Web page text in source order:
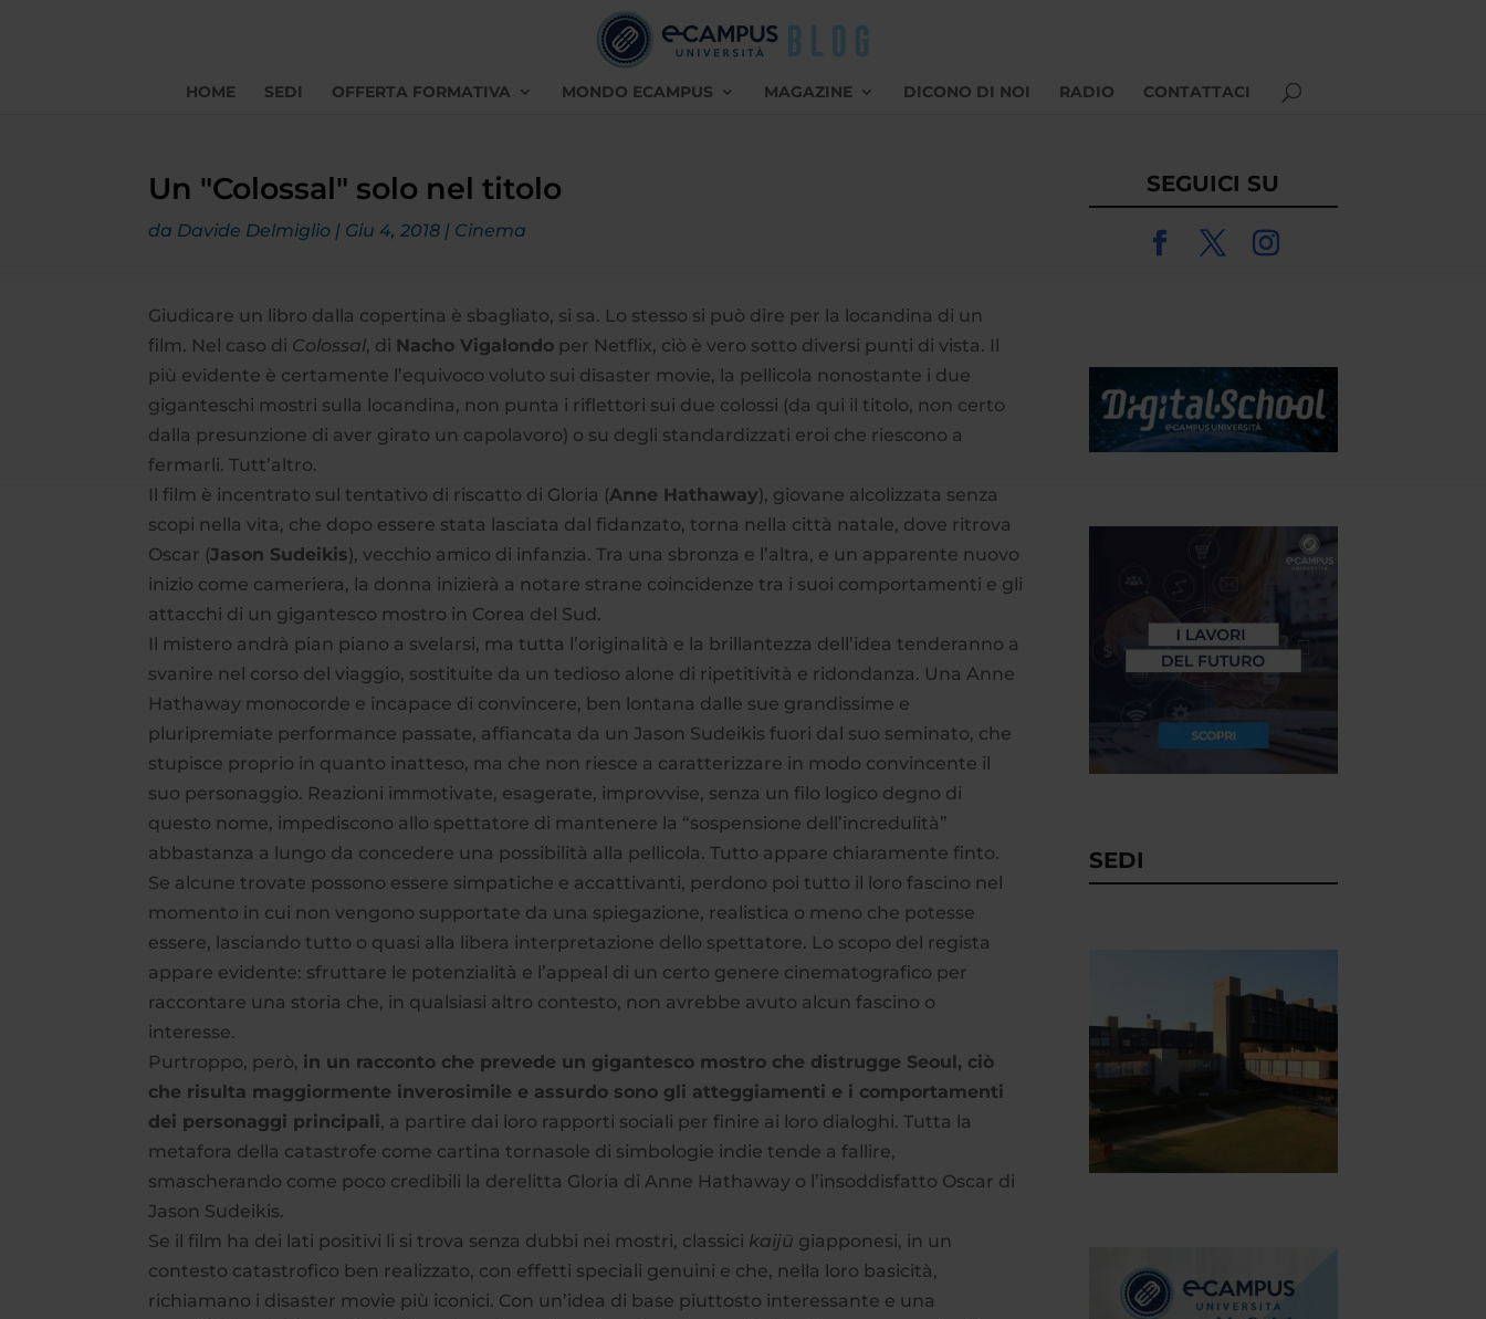
HOME SEDI OFFERTA FORMATIVA MONDO ECAMPUS MAGAZINE DICONO DI NOI RADIO CONTATTACI
Un "Colossal" solo nel titolo
da Davide Delmiglio | Giu 4, 2018 | Cinema
Giudicare un libro dalla copertina è sbagliato, si sa. Lo stesso si può dire per la locandina di un
film. Nel caso di Colossal, di Nacho Vigalondo per Netflix, ciò è vero sotto diversi punti di vista. Il
più evidente è certamente l’equivoco voluto sui disaster movie, la pellicola nonostante i due
giganteschi mostri sulla locandina, non punta i riflettori sui due colossi (da qui il titolo, non certo
dalla presunzione di aver girato un capolavoro) o su degli standardizzati eroi che riescono a
fermarli. Tutt’altro.
Il film è incentrato sul tentativo di riscatto di Gloria (Anne Hathaway), giovane alcolizzata senza
scopi nella vita, che dopo essere stata lasciata dal fidanzato, torna nella città natale, dove ritrova
Oscar (Jason Sudeikis), vecchio amico di infanzia. Tra una sbronza e l’altra, e un apparente nuovo
inizio come cameriera, la donna inizierà a notare strane coincidenze tra i suoi comportamenti e gli
attacchi di un gigantesco mostro in Corea del Sud.
Il mistero andrà pian piano a svelarsi, ma tutta l’originalità e la brillantezza dell’idea tenderanno a
svanire nel corso del viaggio, sostituite da un tedioso alone di ripetitività e ridondanza. Una Anne
Hathaway monocorde e incapace di convincere, ben lontana dalle sue grandissime e
pluripremiate performance passate, affiancata da un Jason Sudeikis fuori dal suo seminato, che
stupisce proprio in quanto inatteso, ma che non riesce a caratterizzare in modo convincente il
suo personaggio. Reazioni immotivate, esagerate, improvvise, senza un filo logico degno di
questo nome, impediscono allo spettatore di mantenere la “sospensione dell’incredulità”
abbastanza a lungo da concedere una possibilità alla pellicola. Tutto appare chiaramente finto.
Se alcune trovate possono essere simpatiche e accattivanti, perdono poi tutto il loro fascino nel
momento in cui non vengono supportate da una spiegazione, realistica o meno che potesse
essere, lasciando tutto o quasi alla libera interpretazione dello spettatore. Lo scopo del regista
appare evidente: sfruttare le potenzialità e l’appeal di un certo genere cinematografico per
raccontare una storia che, in qualsiasi altro contesto, non avrebbe avuto alcun fascino o
interesse.
Purtroppo, però, in un racconto che prevede un gigantesco mostro che distrugge Seoul, ciò
che risulta maggiormente inverosimile e assurdo sono gli atteggiamenti e i comportamenti
dei personaggi principali, a partire dai loro rapporti sociali per finire ai loro dialoghi. Tutta la
metafora della catastrofe come cartina tornasole di simbologie indie tende a fallire,
smascherando come poco credibili la derelitta Gloria di Anne Hathaway o l’insoddisfatto Oscar di
Jason Sudeikis.
Se il film ha dei lati positivi li si trova senza dubbi nei mostri, classici kaijū giapponesi, in un
contesto catastrofico ben realizzato, con effetti speciali genuini e che, nella loro basicità,
richiamano i disaster movie più iconici. Con un’idea di base piuttosto interessante e una
SEGUICI SU
SEDI